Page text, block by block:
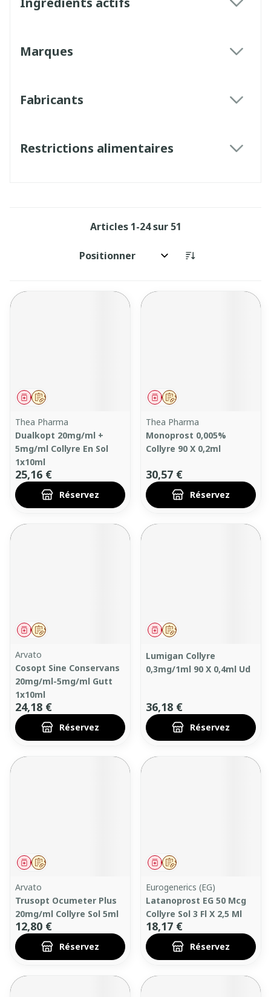
Marques
Fabricants
Restrictions alimentaires
Articles 1-24sur 51
Trier par:
Sur prescription
Médicament
Thea Pharma
Dualkopt 20mg/ml +
5mg/ml Collyre En Sol
1x10ml
25,16 €
Réservez
Sur prescription
Médicament
Thea Pharma
Monoprost 0,005%
Collyre 90 X 0,2ml
30,57 €
Réservez
Sur prescription
Médicament
Arvato
Cosopt Sine Conservans
20mg/ml-5mg/ml Gutt
1x10ml
24,18 €
Réservez
Sur prescription
Médicament
Lumigan Collyre
0,3mg/1ml 90 X 0,4ml Ud
36,18 €
Réservez
Sur prescription
Médicament
Arvato
Trusopt Ocumeter Plus
20mg/ml Collyre Sol 5ml
12,80 €
Réservez
Sur prescription
Médicament
Eurogenerics (EG)
Latanoprost EG 50 Mcg
Collyre Sol 3 Fl X 2,5 Ml
18,17 €
Réservez